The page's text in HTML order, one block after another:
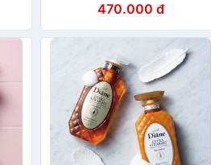
470.000 đ